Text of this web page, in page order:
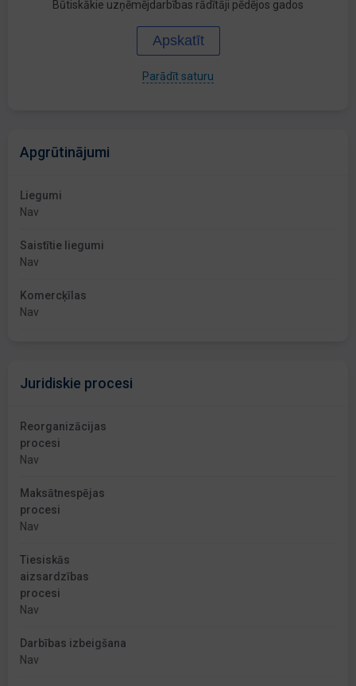
Būtiskākie uzņēmējdarbības rādītāji pēdējos gados
Apskatīt
Parādīt saturu
Apgrūtinājumi
Liegumi
Nav
Saistītie liegumi
Nav
Komercķīlas
Nav
Juridiskie procesi
Reorganizācijas
procesi
Nav
Maksātnespējas
procesi
Nav
Tiesiskās
aizsardzības
procesi
Nav
Darbības izbeigšana
Nav